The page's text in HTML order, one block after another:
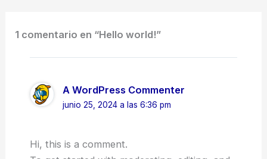
1 comentario en “Hello world!”
A WordPress Commenter
junio 25, 2024 a las 6:36 pm
Hi, this is a comment.